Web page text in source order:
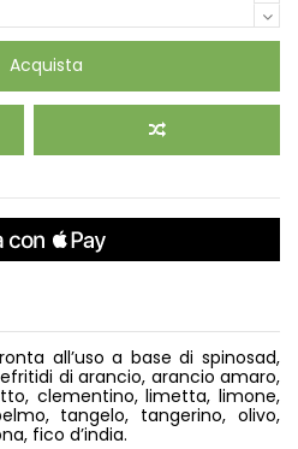
Acquista
all’uso a base di spinosad,
di arancio, arancio amaro,
clementino, limetta, limone,
tangelo, tangerino, olivo,
fico d’india.